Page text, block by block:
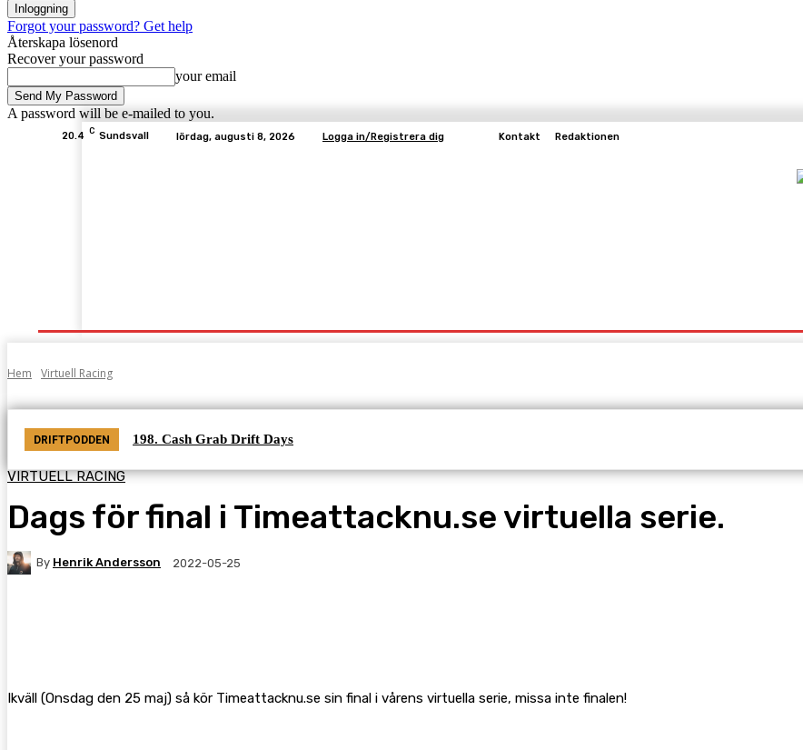
Forgot your password? Get help
Återskapa lösenord
Recover your password
your email
A password will be e-mailed to you.
20.4 C Sundsvall lördag, augusti 8, 2026 Logga in/Registrera dig Kontakt Redaktionen
Hem Virtuell Racing
DRIFTPODDEN 198. Cash Grab Drift Days
VIRTUELL RACING
Dags för final i Timeattacknu.se virtuella serie.
By Henrik Andersson 2022-05-25
Ikväll (Onsdag den 25 maj) så kör Timeattacknu.se sin final i vårens virtuella serie, missa inte finalen!